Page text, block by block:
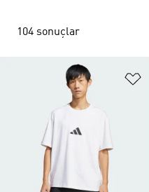
104 sonuçlar